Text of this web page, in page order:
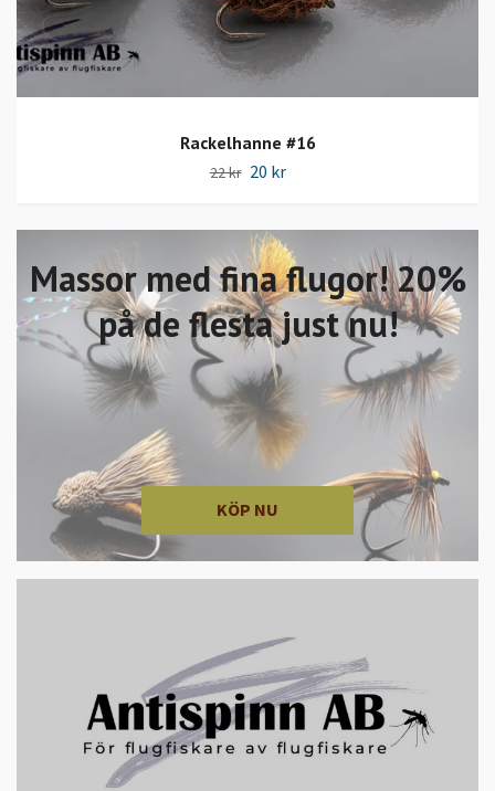
Massor med fina flugor! 20%
på de flesta just nu!
KÖP NU
Rackelhanne #16
22 kr 20 kr